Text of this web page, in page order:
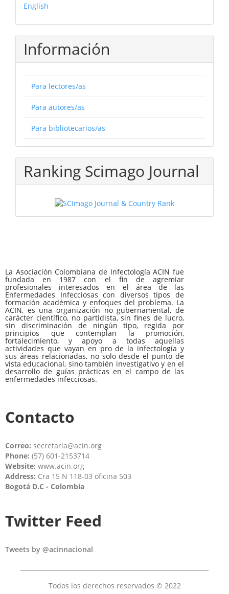
English
Información
Para lectores/as
Para autores/as
Para bibliotecarios/as
Ranking Scimago Journal
La Asociación Colombiana de Infectología ACIN fue
fundada en 1987 con el fin de agremiar
profesionales interesados en el área de las
Enfermedades Infecciosas con diversos tipos de
formación académica y enfoques del problema. La
ACIN, es una organización no gubernamental, de
carácter científico, no partidista, sin fines de lucro,
sin discriminación de ningún tipo, regida por
principios que contemplan la promoción,
fortalecimiento, y apoyo a todas aquellas
actividades que vayan en pro de la infectología y
sus áreas relacionadas, no solo desde el punto de
vista educacional, sino también investigativo y en el
desarrollo de guías prácticas en el campo de las
enfermedades infecciosas.
Contacto
Correo: secretaria@acin.org
Phone: (57) 601-2153714
Website: www.acin.org
Address: Cra 15 N 118-03 oficina 503
Bogotá D.C - Colombia
Twitter Feed
Tweets by @acinnacional
Todos los derechos reservados © 2022